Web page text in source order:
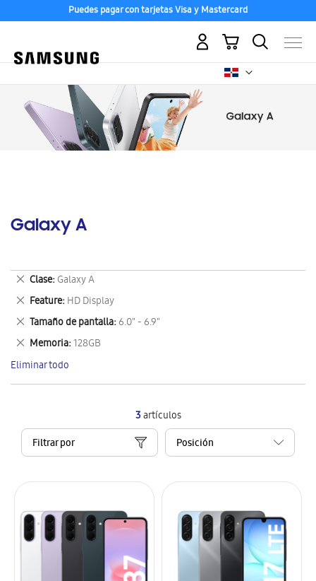
Puedes pagar con tarjetas Visa y Mastercard
Mi carrito
Galaxy A
3artículos
Filtrar por
Clase Galaxy A
Eliminar
este
artículo
Feature HD Display
Eliminar
este
artículo
Tamaño de pantalla 6.0" - 6.9"
Eliminar
este
artículo
Memoria 128GB
Eliminar
este
artículo
Eliminar todo